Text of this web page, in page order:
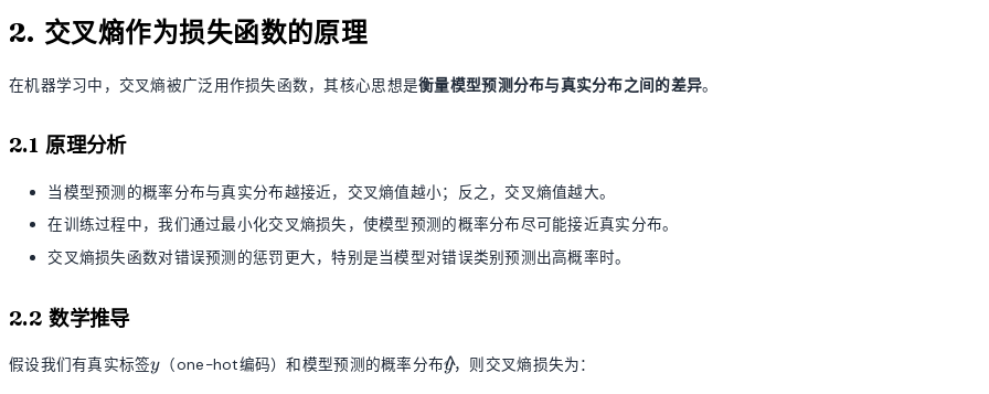
2. 交叉熵作为损失函数的原理
在机器学习中，交叉熵被广泛用作损失函数，其核心思想是衡量模型预测分布与真实分布之间的差异。
2.1 原理分析
当模型预测的概率分布与真实分布越接近，交叉熵值越小；反之，交叉熵值越大。
在训练过程中，我们通过最小化交叉熵损失，使模型预测的概率分布尽可能接近真实分布。
交叉熵损失函数对错误预测的惩罚更大，特别是当模型对错误类别预测出高概率时。
2.2 数学推导
假设我们有真实标签y
y （one-hot编码）和模型预测的概率分布\hat{y}
y
^，则交叉熵损失为：